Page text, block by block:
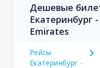
Дешевые
Екатеринбург
Emirates
Рейсы
Екатеринбург -